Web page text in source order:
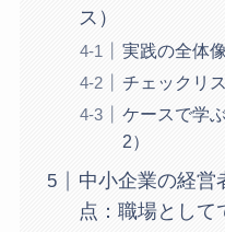
ス）
実践の全体
チェックリ
ケースで学
2）
中小企業の経営
点：職場として